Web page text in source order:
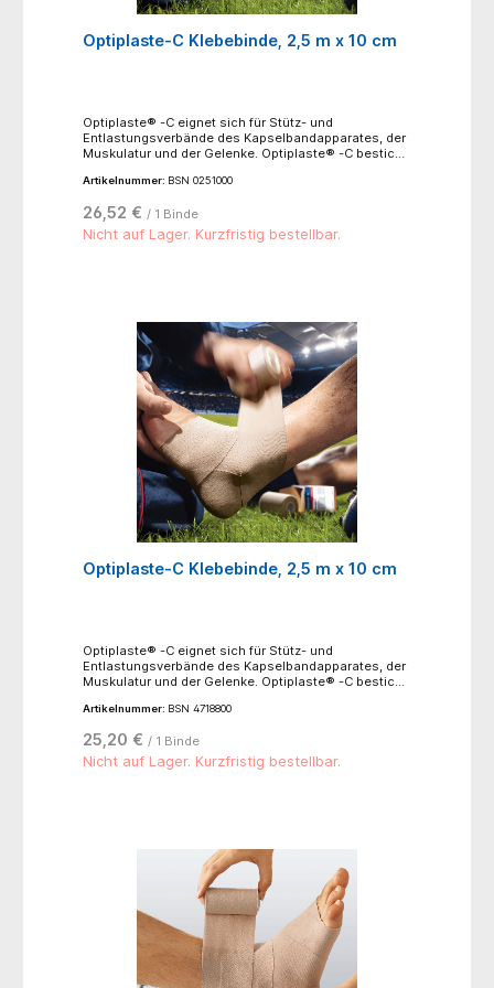
Optiplaste-C Klebebinde, 2,5 m x 10 cm
Optiplaste® -C eignet sich für Stütz- und
Entlastungsverbände des Kapselbandapparates, der
Muskulatur und der Gelenke. Optiplaste® -C besticht
röntgenstrahlendurchlässig und längselastisch bei
hohe Klebkraft. Optiplaste®-C besteht aus einem
Baumwollträger, beschichtet mit einer Zinkoxid-
Kautschuk-Klebe masse. Die Binde ist geeignet für
Verbände, ruhigstellende Verbände, z.B. nach
gelenknahen Claviculafrakturen sowie nach der
Gipsabnahme, Kompressionsverbände.
Artikelnummer: BSN 0251000
26,52 € / 1 Binde
Nicht auf Lager. Kurzfristig bestellbar.
Optiplaste-C Klebebinde, 2,5 m x 10 cm
Optiplaste® -C eignet sich für Stütz- und
Entlastungsverbände des Kapselbandapparates, der
Muskulatur und der Gelenke. Optiplaste® -C besticht
röntgenstrahlendurchlässig und längselastisch bei
hohe Klebkraft. Optiplaste®-C besteht aus einem
Baumwollträger, beschichtet mit einer Zinkoxid-
Kautschuk-Klebe masse. Die Binde ist geeignet für
Verbände, ruhigstellende Verbände, z.B. nach
gelenknahen Claviculafrakturen sowie nach der
Gipsabnahme, Kompressionsverbände.
Artikelnummer: BSN 4718800
25,20 € / 1 Binde
Nicht auf Lager. Kurzfristig bestellbar.